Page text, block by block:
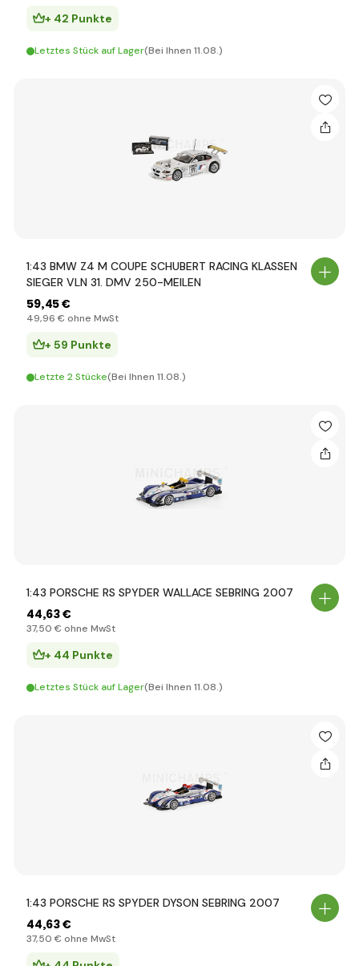
+ 42 Punkte
Letztes Stück auf Lager(Bei Ihnen 11.08.)
1:43 BMW Z4 M COUPE SCHUBERT RACING KLASSEN
SIEGER VLN 31. DMV 250-MEILEN
59,45 €
49,96 € ohne MwSt
+ 59 Punkte
Letzte 2 Stücke(Bei Ihnen 11.08.)
1:43 PORSCHE RS SPYDER WALLACE SEBRING 2007
44,63 €
37,50 € ohne MwSt
+ 44 Punkte
Letztes Stück auf Lager(Bei Ihnen 11.08.)
1:43 PORSCHE RS SPYDER DYSON SEBRING 2007
44,63 €
37,50 € ohne MwSt